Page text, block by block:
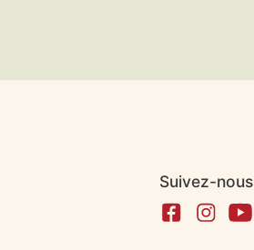
Suivez-nous